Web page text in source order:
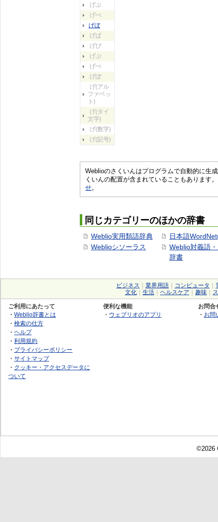
げぶ
げべ
げぼ
げぱ
げぴ
げぷ
げぺ
げぽ
げ(アル
ファベッ
ト)
げ(タイ
文字)
げ(数字)
げ(記号)
Weblioのさくいんはプログラムで自動的に生
くいんの配置が含まれていることもあります
せ。
同じカテゴリーのほかの辞書
Weblio実用類語辞典
Weblioシソーラス
日本語
Weblio対義語
辞書
ビジネス 業界用語 コンピュータ
文化
生活 ヘルスケア 趣味
ご利用にあたって
・ Weblio辞書とは
・ 検索の仕方
・ ヘルプ
・ 利用規約
・ プライバシーポリシー
・ サイトマップ
・ クッキー・アクセスデータに
ついて
便利な機能
・ ウェブリオのアプリ
お問合
・ お問
©2026